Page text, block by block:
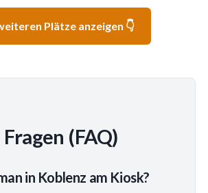
Plätze anzeigen 👇
(FAQ)
in Koblenz am Kiosk?